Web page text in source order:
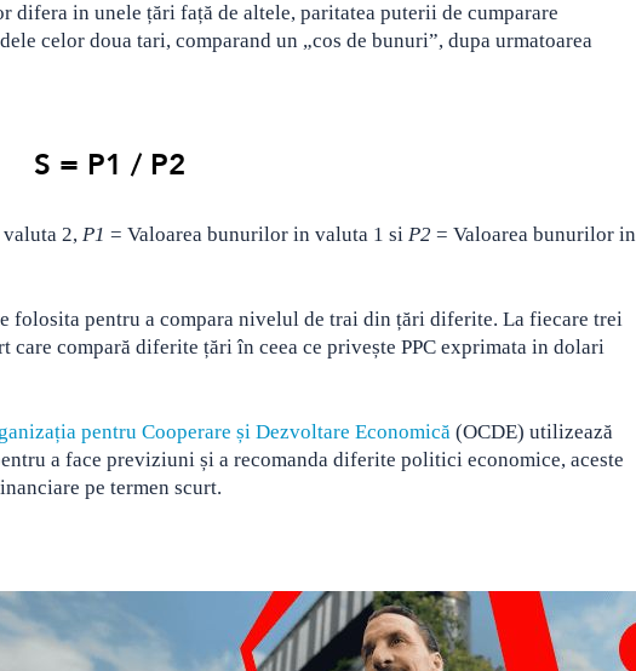
in unele țări față de altele, paritatea puterii de cumparare
celor doua tari, comparand un „cos de bunuri”, dupa urmatoarea
S = P1 / P2
2, P1 = Valoarea bunurilor in valuta 1 si P2 = Valoarea bunurilor in
folosita pentru a compara nivelul de trai din țări diferite. La fiecare trei
care compară diferite țări în ceea ce privește PPC exprimata in dolari
pentru Cooperare și Dezvoltare Economică (OCDE) utilizează
a face previziuni și a recomanda diferite politici economice, aceste
pe termen scurt.